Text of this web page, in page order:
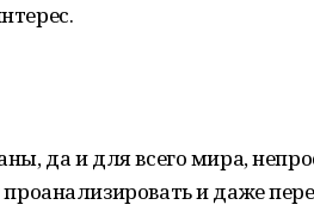
да и для всего мира,
и даже